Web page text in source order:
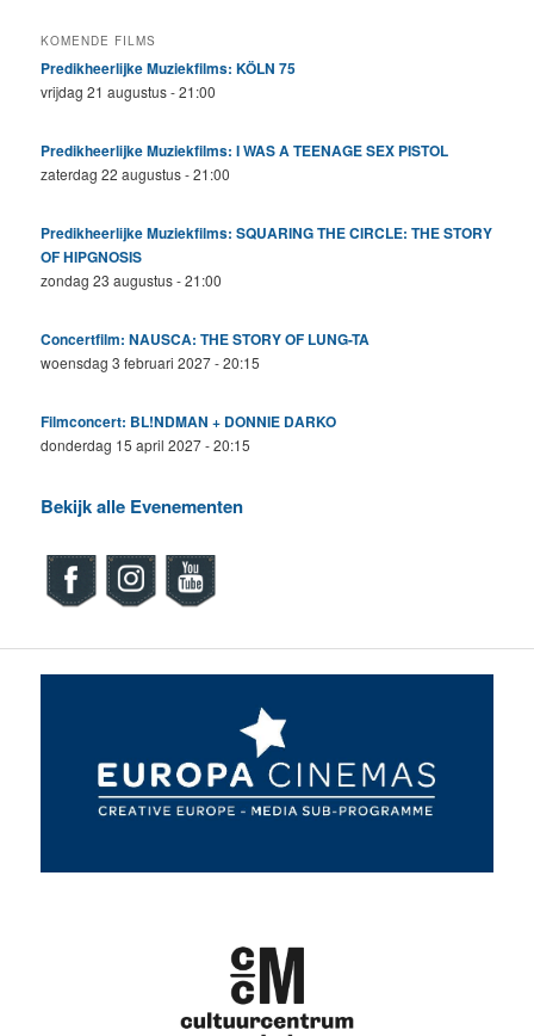
KOMENDE FILMS
Predikheerlijke Muziekfilms: KÖLN 75
vrijdag 21 augustus - 21:00
Predikheerlijke Muziekfilms: I WAS A TEENAGE SEX PISTOL
zaterdag 22 augustus - 21:00
Predikheerlijke Muziekfilms: SQUARING THE CIRCLE: THE STORY
OF HIPGNOSIS
zondag 23 augustus - 21:00
Concertfilm: NAUSCA: THE STORY OF LUNG-TA
woensdag 3 februari 2027 - 20:15
Filmconcert: BL!NDMAN + DONNIE DARKO
donderdag 15 april 2027 - 20:15
Bekijk alle Evenementen